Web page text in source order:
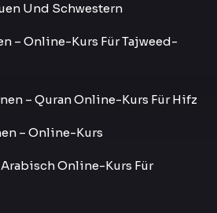
Und Schwestern
– Online-Kurs Für Tajweed-
– Quran Online-Kurs Für Hifz
– Online-Kurs
Arabisch Online-Kurs Für